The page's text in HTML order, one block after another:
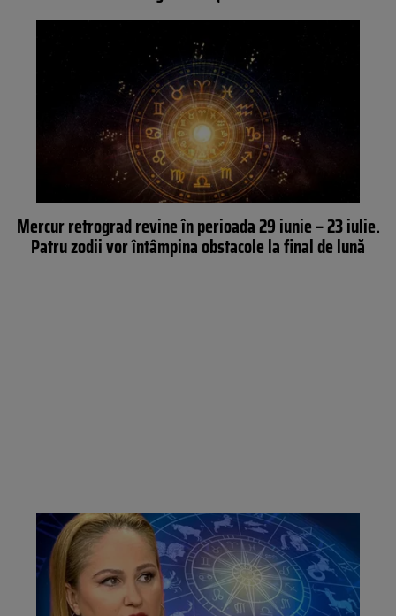
Mercur retrograd revine în perioada 29 iunie – 23 iulie.
Patru zodii vor întâmpina obstacole la final de lună